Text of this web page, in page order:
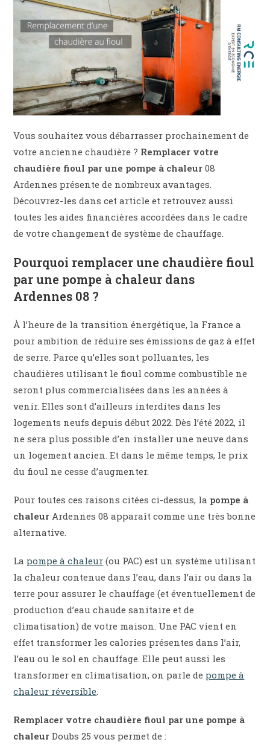
Vous souhaitez vous débarrasser prochainement de
votre ancienne chaudière ? Remplacer votre
chaudière fioul par une pompe à chaleur 08
Ardennes présente de nombreux avantages.
Découvrez-les dans cet article et retrouvez aussi
toutes les aides financières accordées dans le cadre
de votre changement de système de chauffage.
Pourquoi remplacer une chaudière fioul
par une pompe à chaleur dans
Ardennes 08 ?
À l’heure de la transition énergétique, la France a
pour ambition de réduire ses émissions de gaz à effet
de serre. Parce qu’elles sont polluantes, les
chaudières utilisant le fioul comme combustible ne
seront plus commercialisées dans les années à
venir. Elles sont d’ailleurs interdites dans les
logements neufs depuis début 2022. Dès l’été 2022, il
ne sera plus possible d’en installer une neuve dans
un logement ancien. Et dans le même temps, le prix
du fioul ne cesse d’augmenter.
Pour toutes ces raisons citées ci-dessus, la pompe à
chaleur Ardennes 08 apparaît comme une très bonne
alternative.
La pompe à chaleur (ou PAC) est un système utilisant
la chaleur contenue dans l’eau, dans l’air ou dans la
terre pour assurer le chauffage (et éventuellement de
production d’eau chaude sanitaire et de
climatisation) de votre maison. Une PAC vient en
effet transformer les calories présentes dans l’air,
l’eau ou le sol en chauffage. Elle peut aussi les
transformer en climatisation, on parle de pompe à
chaleur réversible.
Remplacer votre chaudière fioul par une pompe à
chaleur Doubs 25 vous permet de :